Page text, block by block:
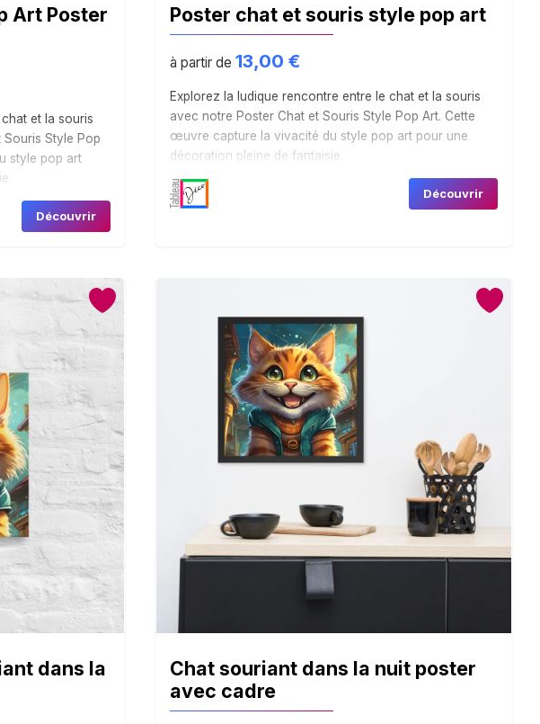
Art Poster
et la souris
Style Pop
style pop art
Découvrir
Poster chat et souris style pop art
à partir de 13,00 €
Explorez la ludique rencontre entre le chat et la souris
avec notre Poster Chat et Souris Style Pop Art. Cette
œuvre capture la vivacité du style pop art pour une
décoration pleine de fantaisie.
Découvrir
dans la
Chat souriant dans la nuit poster
avec cadre